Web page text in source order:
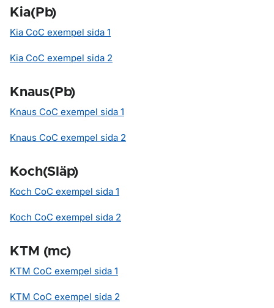
Kia(Pb)
Kia CoC exempel sida 1
Kia CoC exempel sida 2
Knaus(Pb)
Knaus CoC exempel sida 1
Knaus CoC exempel sida 2
Koch(Släp)
Koch CoC exempel sida 1
Koch CoC exempel sida 2
KTM (mc)
KTM CoC exempel sida 1
KTM CoC exempel sida 2